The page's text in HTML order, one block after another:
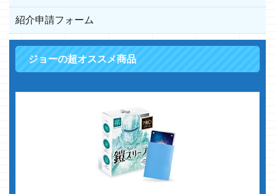
紹介申請フォーム
ジョーの超オススメ商品